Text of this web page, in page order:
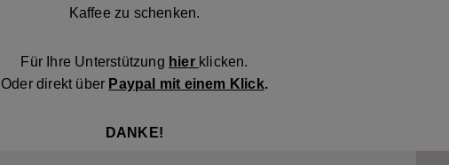
Kaffee zu schenken.
Für Ihre Unterstützung hier klicken.
Oder direkt über Paypal mit einem Klick.
DANKE!